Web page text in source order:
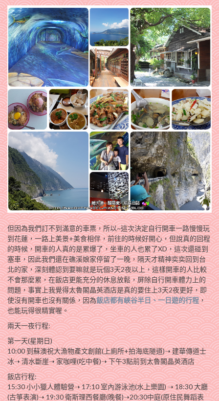
但因為我們訂不到滿意的車票，所以~這次決定自行開車一路慢慢玩
到花蓮，一路上美景+美食相伴，前往的時候好開心，但說真的回程
的時候，開車的人真的是累爆了，坐車的人也累了XD，這次還碰到
塞車，因此我們還在礁溪娘家停留了一晚，隔天才精神奕奕回到台
北的家，深刻體認到要嘛就是玩個3天2夜以上，這樣開車的人比較
不會那麼累，在飯店更能充分的休息放鬆，屏除自行開車體力上的
問題，事實上我覺得太魯閣晶英酒店是真的要住上3天2夜更好，即
使沒有開車也沒有關係，因為飯店都有峽谷半日、一日遊的行程，
也能玩得很精實喔。
兩天一夜行程:
第一天(星期日)
10:00 到蘇澳祝大漁物產文創館(上廁所+拍海底隧道)➝ 建華傳道士
冰➝ 清水斷崖➝ 家咖哩(吃中餐)➝ 下午3點前到太魯閣晶英酒店
飯店行程:
15:30 小小獵人體驗營➝ 17:10 室內游泳池(水上樂園) ➝ 18:30 大廳
(古箏表演)➝ 19:30 衛斯理西餐廳(晚餐)➝20:30中庭(原住民舞蹈表